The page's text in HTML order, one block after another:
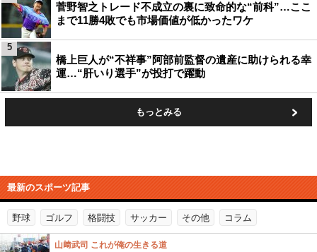
菅野智之トレード不成立の裏に致命的な“前科”…ここ
まで11勝4敗でも市場価値が低かったワケ
橋上巨人が“不祥事”阿部前監督の遺産に助けられる幸
運…“肝いり選手”が投打で躍動
5
もっとみる
最新のスポーツ記事
野球 ゴルフ 格闘技 サッカー その他 コラム
山﨑武司 これが俺の生きる道